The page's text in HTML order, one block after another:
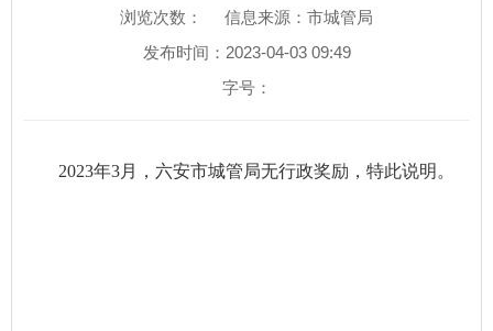
浏览次数：
信息来源：市城管局
发布时间：2023-04-03 09:49
字号：
2023年3月，六安市城管局无行政奖励，特此说明。